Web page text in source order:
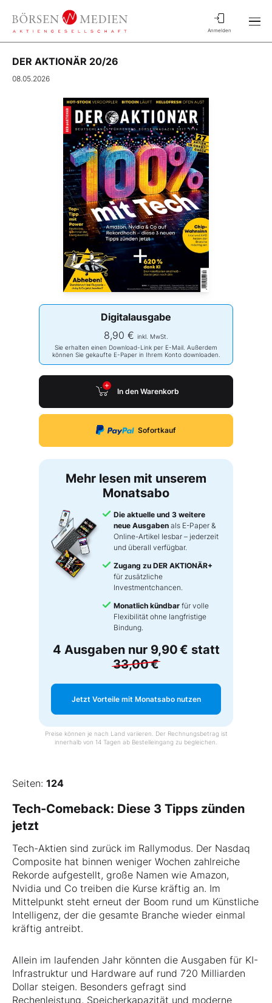
Anmelden
DER AKTIONÄR 20/26
08.05.2026
Digitalausgabe
8,90 € inkl. MwSt.
Sie erhalten einen Download-Link per E-Mail. Außerdem
können Sie gekaufte E-Paper in Ihrem Konto downloaden.
In den Warenkorb
Sofortkauf
Mehr lesen mit unserem
Monatsabo
Die aktuelle und 3 weitere
neue Ausgaben als E-Paper &
Online-Artikel lesbar – jederzeit
und überall verfügbar.
Zugang zu DER AKTIONÄR+
für zusätzliche
Investmentchancen.
Monatlich kündbar für volle
Flexibilität ohne langfristige
Bindung.
4 Ausgaben nur 9,90 € statt
33,00 €
Jetzt Vorteile mit Monatsabo nutzen
Preise können je nach Land variieren. Der Rechnungsbetrag ist
innerhalb von 14 Tagen ab Bestelleingang zu begleichen.
Seiten: 124
Tech-Comeback: Diese 3 Tipps zünden
jetzt
Tech-Aktien sind zurück im Rallymodus. Der Nasdaq
Composite hat binnen weniger Wochen zahlreiche
Rekorde aufgestellt, große Namen wie Amazon,
Nvidia und Co treiben die Kurse kräftig an. Im
Mittelpunkt steht erneut der Boom rund um Künstliche
Intelligenz, der die gesamte Branche wieder einmal
kräftig antreibt.
Allein im laufenden Jahr könnten die Ausgaben für KI-
Infrastruktur und Hardware auf rund 720 Milliarden
Dollar steigen. Besonders gefragt sind
Rechenleistung, Speicherkapazität und moderne